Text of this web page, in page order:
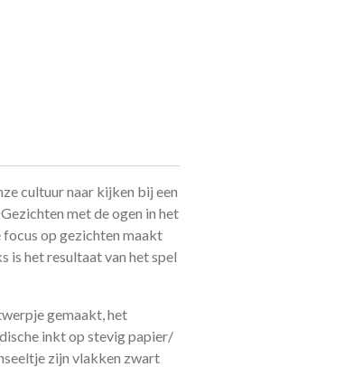
cultuur naar kijken bij een
met de ogen in het
focus op gezichten maakt
is het resultaat van het spel
gemaakt, het
inkt op stevig papier/
zijn vlakken zwart